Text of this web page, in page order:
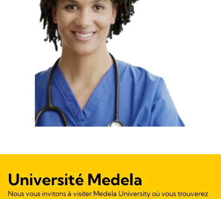
Université Medela
Nous vous invitons à visiter Medela University où vous trouverez